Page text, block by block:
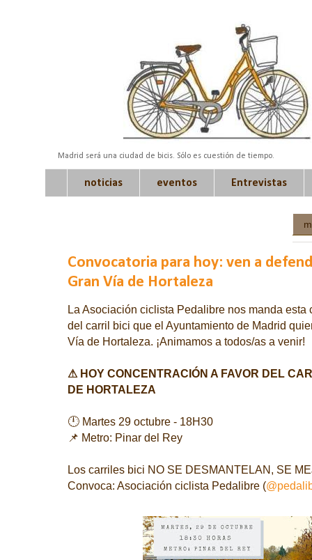
Madrid será una ciudad de bicis. Sólo es cuestión de tiempo.
noticias eventos Entrevistas
Convocatoria para hoy: ven a
Gran Vía de Hortaleza
La Asociación ciclista Pedalibre nos manda esta
del carril bici que el Ayuntamiento de Madrid
Vía de Hortaleza. ¡Animamos a todos/as a venir!
⚠ HOY CONCENTRACIÓN A FAVOR DEL
DE HORTALEZA
🕛 Martes 29 octubre - 18H30
📌 Metro: Pinar del Rey
Los carriles bici NO SE DESMANTELAN, SE
Convoca: Asociación ciclista Pedalibre (